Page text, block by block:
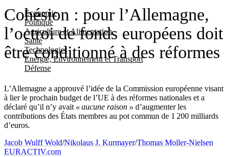
Economie
Politique
Agriculture et Alimentation
Santé
Technologies
Energie, Environnement et Transport
Défense
Cohésion : pour l’Allemagne,
l’octroi de fonds européens doit
être conditionné à des réformes
L’Allemagne a approuvé l’idée de la Commission européenne visant
à lier le prochain budget de l’UE à des réformes nationales et a
déclaré qu’il n’y avait « aucune raison » d’augmenter les
contributions des États membres au pot commun de 1 200 milliards
d’euros.
Jacob Wulff Wold/Nikolaus J. Kurmayer/Thomas Moller-Nielsen
EURACTIV.com